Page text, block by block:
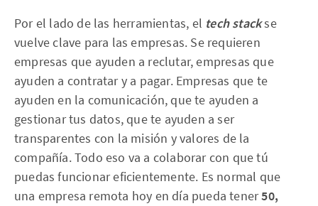
Por el lado de las herramientas, el tech stackse
vuelve clave para las empresas. Se requieren
empresas que ayuden a reclutar, empresas que
ayuden a contratar y a pagar. Empresas que te
ayuden en la comunicación, que te ayuden a
gestionar tus datos, que te ayuden a ser
transparentes con la misión y valores de la
compañía. Todo eso va a colaborar con que tú
puedas funcionar eficientemente. Es normal que
una empresa remota hoy en día pueda tener50,